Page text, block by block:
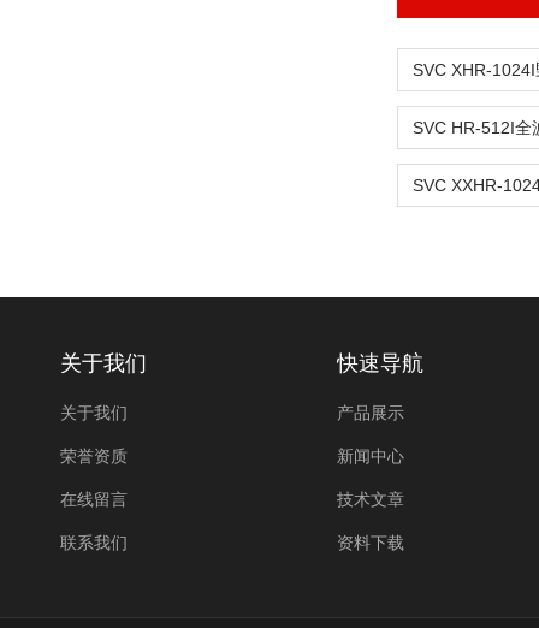
关于我们
关于我们
荣誉资质
在线留言
联系我们
快速导航
产品展示
新闻中心
技术文章
资料下载